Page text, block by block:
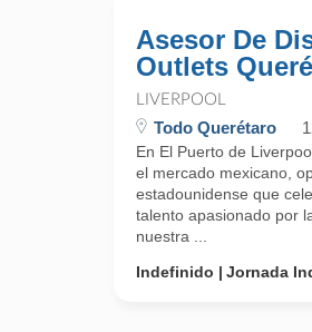
Asesor De
Outlets
LIVERPOOL
Todo Querétaro
En El Puerto de
el mercado mexicano,
estadounidense que
talento apasionado por
nuestra ...
Indefinido
Jornada